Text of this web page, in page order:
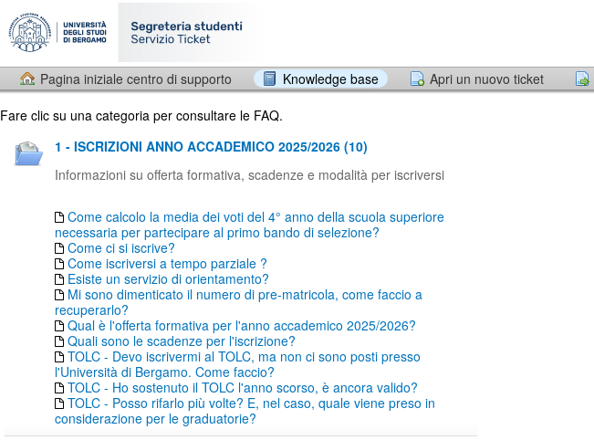
Pagina iniziale centro di supporto Knowledge base Apri un nuovo ticket
Fare clic su una categoria per consultare le FAQ.
1 - ISCRIZIONI ANNO ACCADEMICO 2025/2026 (10)
Informazioni su offerta formativa, scadenze e modalità per iscriversi
Come calcolo la media dei voti del 4° anno della scuola superiore
necessaria per partecipare al primo bando di selezione?
Come ci si iscrive?
Come iscriversi a tempo parziale ?
Esiste un servizio di orientamento?
Mi sono dimenticato il numero di pre-matricola, come faccio a
recuperarlo?
Qual è l'offerta formativa per l'anno accademico 2025/2026?
Quali sono le scadenze per l'iscrizione?
TOLC - Devo iscrivermi al TOLC, ma non ci sono posti presso
l'Università di Bergamo. Come faccio?
TOLC - Ho sostenuto il TOLC l'anno scorso, è ancora valido?
TOLC - Posso rifarlo più volte? E, nel caso, quale viene preso in
considerazione per le graduatorie?